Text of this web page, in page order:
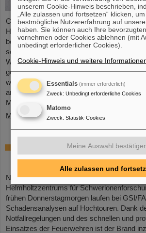
Chemische Elemente, neue Isotope,
Helmholtzzentrum für
bekannt für seine Entdeckungen, unter
sechs superschweren Elementen. Nun gibt
Weltrekord zu vermelden: Das
gerade die internationale
wird, führt die Weltrangliste der Entdeckung
an. Die Statistik hat Professor Michael
Michigan State University,…
Mehr »
Nach Großbrand laufen die
Schadensanalysen bei GSI/
Nach dem Großbrand auf dem Campus
Helmholtzzentrums für
frühen Donnerstagmorgen laufen bei GSI/
Schadensanalysen auf Hochtouren. Dank
Notfallregelungen und des schnellen und
Einsatzes der Feuerwehren ist der Brand
unserem Cookie-Hinweis beschrieben,
„Alle zulassen und fortsetzen“ klicken,
bestmögliche Nutzererfahrung auf
haben. Sie können auch Ihre
vornehmen oder Cookies ablehnen (mit
unbedingt erforderlicher Cookies).
Cookie-Hinweis und weitere
Essentials (immer erforderlich)
Zweck: Unbedingt erforderliche Cookies
Matomo
Zweck: Statistik-Cookies
Meine Auswahl
Alle zulassen und